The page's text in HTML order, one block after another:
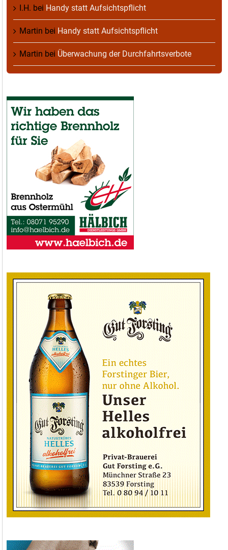
I.H. bei Handy statt Aufsichtspflicht
Martin bei Handy statt Aufsichtspflicht
Martin bei Überwachung der Durchfahrtsverbote